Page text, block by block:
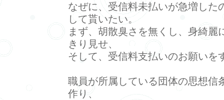
なぜに、受信料未払いが急増した
して貰いたい。
まず、胡散臭さを無くし、身綺麗
きり見せ、
そして、受信料支払いのお願いを
職員が所属している団体の思想信
作り、